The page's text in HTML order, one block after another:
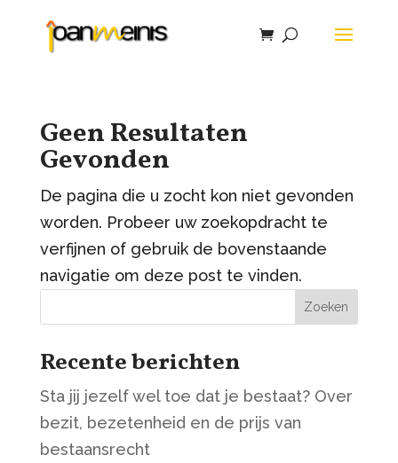
Geen Resultaten
Gevonden
De pagina die u zocht kon niet gevonden
worden. Probeer uw zoekopdracht te
verfijnen of gebruik de bovenstaande
navigatie om deze post te vinden.
Zoeken
Recente berichten
Sta jij jezelf wel toe dat je bestaat? Over
bezit, bezetenheid en de prijs van
bestaansrecht